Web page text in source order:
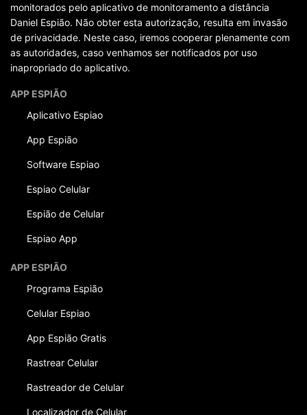
monitorados pelo aplicativo de monitoramento a distância
Daniel Espião. Não obter esta autorização, resulta em invasão
de privacidade. Neste caso, iremos cooperar plenamente com
as autoridades, caso venhamos ser notificados por uso
inapropriado do aplicativo.
APP ESPIÃO
Aplicativo Espiao
App Espião
Software Espiao
Espiao Celular
Espião de Celular
Espiao App
APP ESPIÃO
Programa Espião
Celular Espiao
App Espião Gratis
Rastrear Celular
Rastreador de Celular
Localizador de Celular